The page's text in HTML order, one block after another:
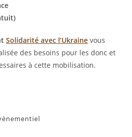
Solidarité avec l’Ukraine vous
des besoins pour les donc et
à cette mobilisation.